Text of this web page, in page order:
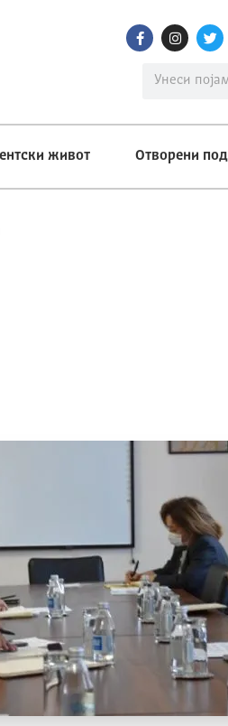
живот Отворени